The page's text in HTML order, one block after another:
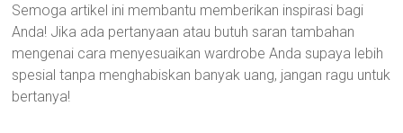
Semoga artikel ini membantu memberikan inspirasi bagi
Anda! Jika ada pertanyaan atau butuh saran tambahan
mengenai cara menyesuaikan wardrobe Anda supaya lebih
spesial tanpa menghabiskan banyak uang, jangan ragu untuk
bertanya!